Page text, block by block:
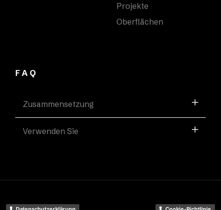
Projekte
Oberflächen
FAQ
Zusammensetzung
Verwenden Sie